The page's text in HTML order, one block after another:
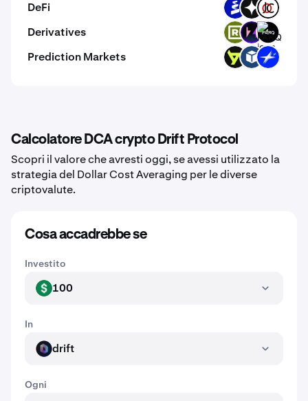
DeFi PROS GIZA JOCX
Derivatives RWAX ZEX PARQ
Prediction Markets TRUU TRUE BETTER
Calcolatore DCA crypto Drift Protocol
Scopri il valore che avresti oggi, se avessi utilizzato la
strategia del Dollar Cost Averaging per le diverse
criptovalute.
Cosa accadrebbe se
Investito
USD 100
In
DRIFTdrift
Ogni